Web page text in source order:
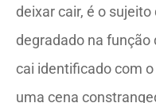
deixar cair, é o
degradado na
cai identificado com
uma cena